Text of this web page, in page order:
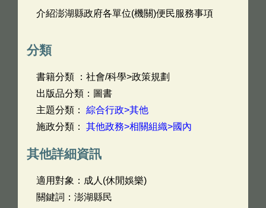
介紹澎湖縣政府各單位(機關)便民服務事項
分類
書籍分類 ：社會/科學>政策規劃
出版品分類：圖書
主題分類： 綜合行政>其他
施政分類： 其他政務>相關組織>國內
其他詳細資訊
適用對象：成人(休閒娛樂)
關鍵詞：澎湖縣民